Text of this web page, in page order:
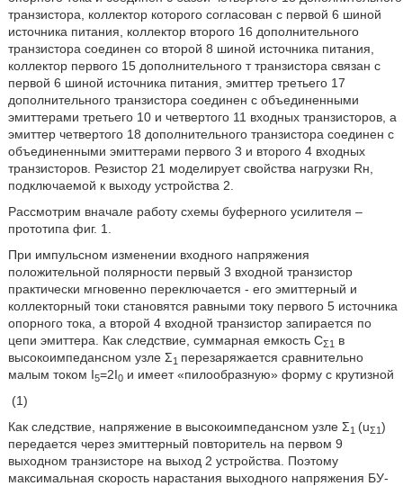
транзистора, коллектор которого согласован с первой 6 шиной
источника питания, коллектор второго 16 дополнительного
транзистора соединен со второй 8 шиной источника питания,
коллектор первого 15 дополнительного т транзистора связан с
первой 6 шиной источника питания, эмиттер третьего 17
дополнительного транзистора соединен с объединенными
эмиттерами третьего 10 и четвертого 11 входных транзисторов, а
эмиттер четвертого 18 дополнительного транзистора соединен с
объединенными эмиттерами первого 3 и второго 4 входных
транзисторов. Резистор 21 моделирует свойства нагрузки Rн,
подключаемой к выходу устройства 2.
Рассмотрим вначале работу схемы буферного усилителя –
прототипа фиг. 1.
При импульсном изменении входного напряжения
положительной полярности первый 3 входной транзистор
практически мгновенно переключается - его эмиттерный и
коллекторный токи становятся равными току первого 5 источника
опорного тока, а второй 4 входной транзистор запирается по
цепи эмиттера. Как следствие, суммарная емкость СΣ1 в
высокоимпедансном узле Σ1 перезаряжается сравнительно
малым током I5=2I0и имеет «пилообразную» форму с крутизной
(1)
Как следствие, напряжение в высокоимпедансном узле Σ1 (uΣ1)
передается через эмиттерный повторитель на первом 9
выходном транзисторе на выход 2 устройства. Поэтому
максимальная скорость нарастания выходного напряжения БУ-